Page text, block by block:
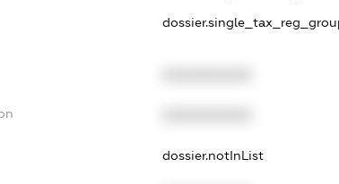
dossier.notInList